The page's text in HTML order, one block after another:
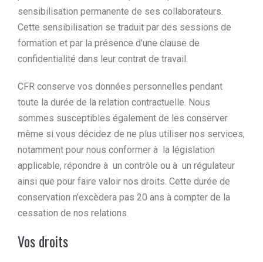
sensibilisation permanente de ses collaborateurs.
Cette sensibilisation se traduit par des sessions de
formation et par la présence d’une clause de
confidentialité dans leur contrat de travail.
CFR conserve vos données personnelles pendant
toute la durée de la relation contractuelle. Nous
sommes susceptibles également de les conserver
même si vous décidez de ne plus utiliser nos services,
notamment pour nous conformer à la législation
applicable, répondre à un contrôle ou à un régulateur
ainsi que pour faire valoir nos droits. Cette durée de
conservation n’excèdera pas 20 ans à compter de la
cessation de nos relations.
Vos droits